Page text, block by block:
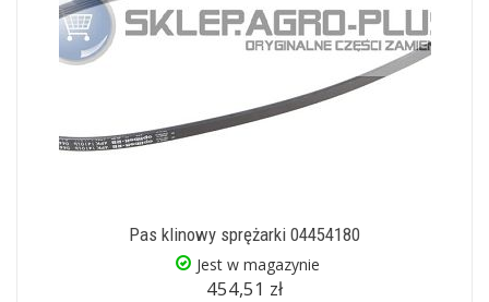
Pas klinowy sprężarki 04454180
Jest w magazynie
454,51 zł